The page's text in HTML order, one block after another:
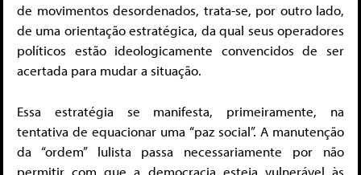
de movimentos desordenados, trata-se, por outro lado,
de uma orientação estratégica, da qual seus operadores
políticos estão ideologicamente convencidos de ser
acertada para mudar a situação.
Essa estratégia se manifesta, primeiramente, na
tentativa de equacionar uma “paz social”. A manutenção
da “ordem” lulista passa necessariamente por não
permitir com que a democracia esteja vulnerável às